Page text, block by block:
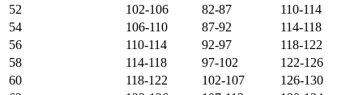
52
102-106 82-87
110-114
54
106-110 87-92
114-118
56
110-114 92-97
118-122
58
114-118 97-102
122-126
60
118-122 102-107
126-130